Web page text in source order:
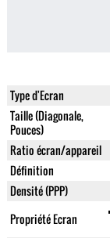
Type d'Ecran
Taille (Diagonale,
Pouces)
Ratio écran/appareil
Définition
Densité (PPP)
Propriété Ecran